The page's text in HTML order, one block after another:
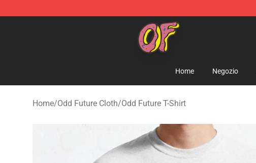
Odd Future Shop - Official Odd Future Merchandise Store
Home Negozio
Home/Odd Future Cloth/Odd Future T-Shirt